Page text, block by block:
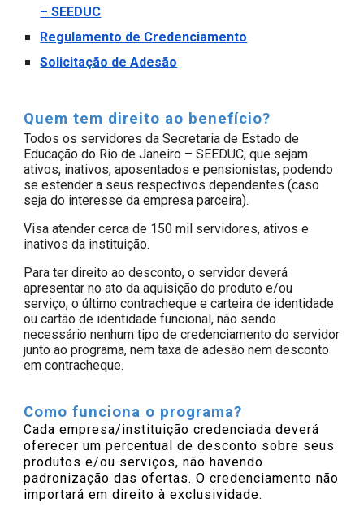
– SEEDUC
Regulamento de Credenciamento
Solicitação de Adesão
Quem tem direito ao benefício?
Todos os servidores da Secretaria de Estado de
Educação do Rio de Janeiro – SEEDUC, que sejam
ativos, inativos, aposentados e pensionistas, podendo
se estender a seus respectivos dependentes (caso
seja do interesse da empresa parceira).
Visa atender cerca de 150 mil servidores, ativos e
inativos da instituição.
Para ter direito ao desconto, o servidor deverá
apresentar no ato da aquisição do produto e/ou
serviço, o último contracheque e carteira de identidade
ou cartão de identidade funcional, não sendo
necessário nenhum tipo de credenciamento do servidor
junto ao programa, nem taxa de adesão nem desconto
em contracheque.
Como funciona o programa?
Cada empresa/instituição credenciada deverá
oferecer um percentual de desconto sobre seus
produtos e/ou serviços, não havendo
padronização das ofertas. O credenciamento não
importará em direito à exclusividade.